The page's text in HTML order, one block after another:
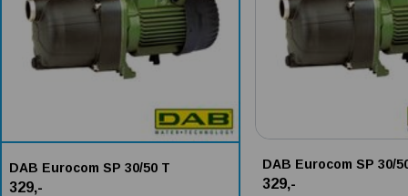
DAB Eurocom SP 30/50 T
329,-
DAB Eurocom SP 30/
329,-